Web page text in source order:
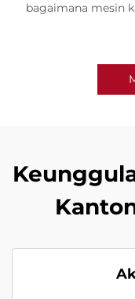
bagaimana mesin